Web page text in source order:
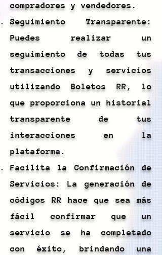
compradores y vendedores.
Seguimiento Transparente:
Puedes realizar un
seguimiento de todas tus
transacciones y servicios
utilizando Boletos RR, lo
que proporciona un historial
transparente de tus
interacciones en la
plataforma.
Facilita la Confirmación de
Servicios: La generación de
códigos RR hace que sea más
fácil confirmar que un
servicio se ha completado
con éxito, brindando una